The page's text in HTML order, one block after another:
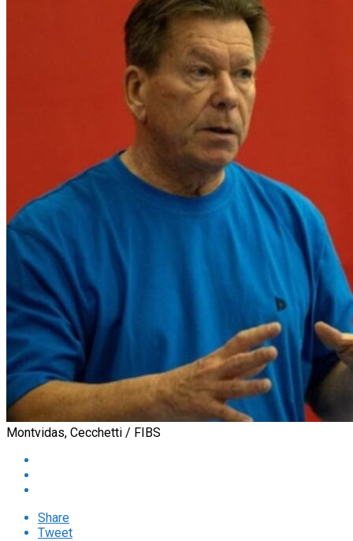
Montvidas, Cecchetti / FIBS
Share
Tweet